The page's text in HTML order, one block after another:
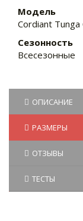
Модель
Cordiant Tunga
Сезонность
Всесезонные
ОПИСАНИЕ
РАЗМЕРЫ
ОТЗЫВЫ
ТЕСТЫ